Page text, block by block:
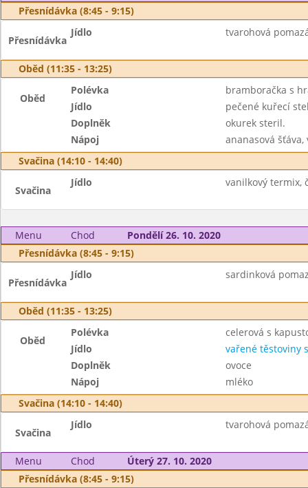
Přesnídávka (8:45 - 9:15)
Přesnídávka
Jídlo tvarohová
Oběd (11:35 - 13:25)
Oběd
Polévka
bramboračka s
Jídlo
pečené kuřecí
Doplněk
okurek steril.
Nápoj
ananasová šťáva,
Svačina (14:10 - 14:40)
Svačina
Jídlo vanilkový termix,
Menu Chod
Pondělí 26. 10. 2020
Přesnídávka (8:45 - 9:15)
Přesnídávka
Jídlo sardinková
Oběd (11:35 - 13:25)
Oběd
Polévka
celerová s
Jídlo
vařené těstoviny
Doplněk
ovoce
Nápoj
mléko
Svačina (14:10 - 14:40)
Svačina
Jídlo tvarohová
Menu Chod
Úterý 27. 10. 2020
Přesnídávka (8:45 - 9:15)